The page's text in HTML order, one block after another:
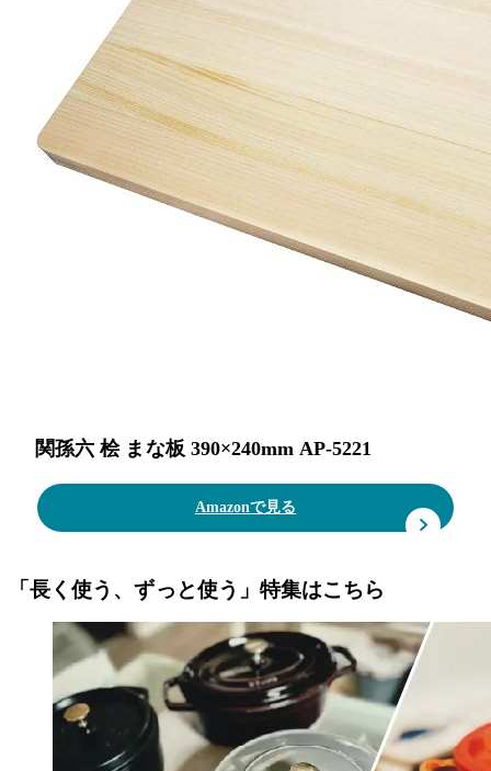
関孫六 桧 まな板 390×240mm AP-5221
Amazonで見る
「長く使う、ずっと使う」特集はこちら